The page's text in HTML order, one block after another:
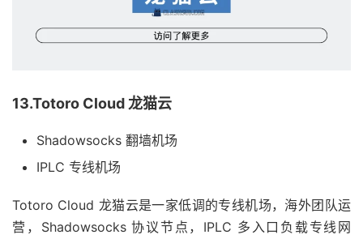
13.Totoro Cloud 龙猫云
Shadowsocks 翻墙机场
IPLC 专线机场
Totoro Cloud 龙猫云是一家低调的专线机场，海外团队运
营，Shadowsocks 协议节点，IPLC 多入口负载专线网